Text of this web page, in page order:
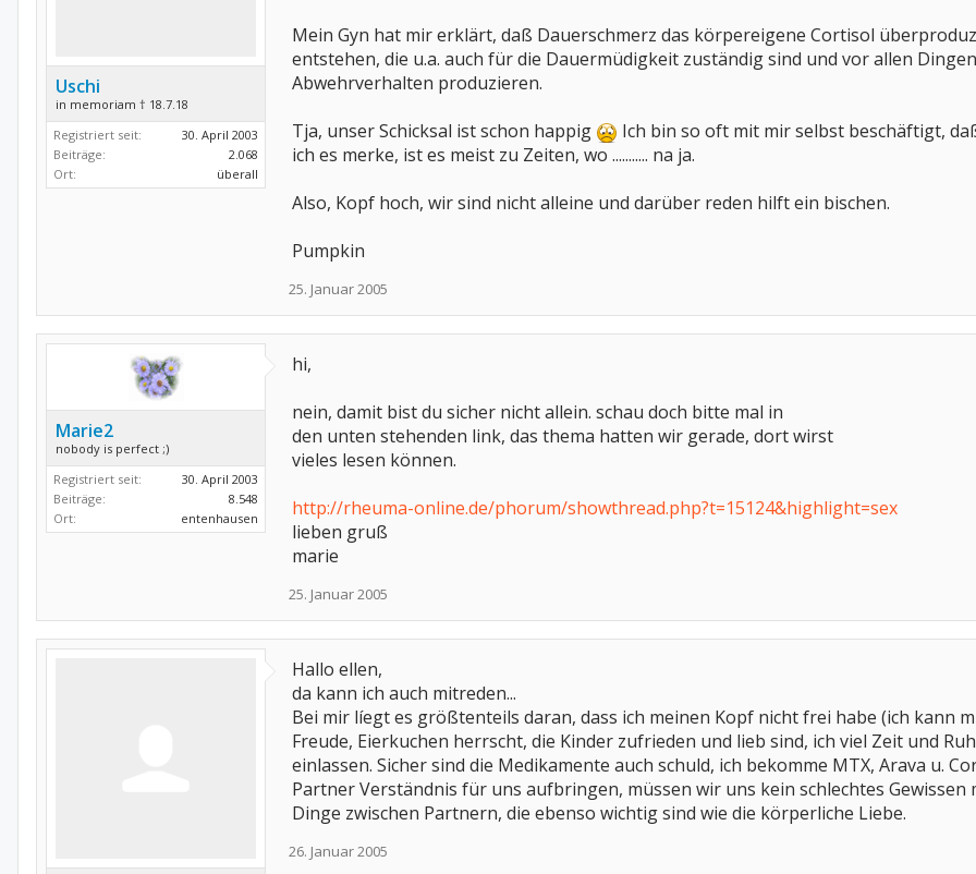
Uschi
in memoriam † 18.7.18
Registriert seit:
30. April 2003
Beiträge:
2.068
Ort:
überall
Mein Gyn hat mir erklärt, daß Dauerschmerz das körpereigene Cortisol
entstehen, die u.a. auch für die Dauermüdigkeit zuständig sind und vor allen
Abwehrverhalten produzieren.
Tja, unser Schicksal ist schon happig
Ich bin so oft mit mir selbst beschäftigt,
ich es merke, ist es meist zu Zeiten, wo ........... na ja.
Also, Kopf hoch, wir sind nicht alleine und darüber reden hilft ein bischen.
Pumpkin
25. Januar 2005
Marie2
nobody is perfect ;)
Registriert seit:
30. April 2003
Beiträge:
8.548
Ort:
entenhausen
hi,
nein, damit bist du sicher nicht allein. schau doch bitte mal in
den unten stehenden link, das thema hatten wir gerade, dort wirst
vieles lesen können.
http://rheuma-online.de/phorum/showthread.php?t=15124&highlight=sex
lieben gruß
marie
25. Januar 2005
Hallo ellen,
da kann ich auch mitreden...
Bei mir líegt es größtenteils daran, dass ich meinen Kopf nicht frei habe (ich kann
Freude, Eierkuchen herrscht, die Kinder zufrieden und lieb sind, ich viel Zeit und
einlassen. Sicher sind die Medikamente auch schuld, ich bekomme MTX, Arava u.
Partner Verständnis für uns aufbringen, müssen wir uns kein schlechtes Gewissen
Dinge zwischen Partnern, die ebenso wichtig sind wie die körperliche Liebe.
26. Januar 2005